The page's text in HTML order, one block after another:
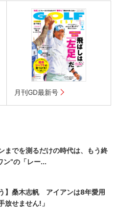
月刊GD最新号
までを測るだけの時代は、もう終
”の「レー...
】桑木志帆 アイアンは8年愛用
放せません!」